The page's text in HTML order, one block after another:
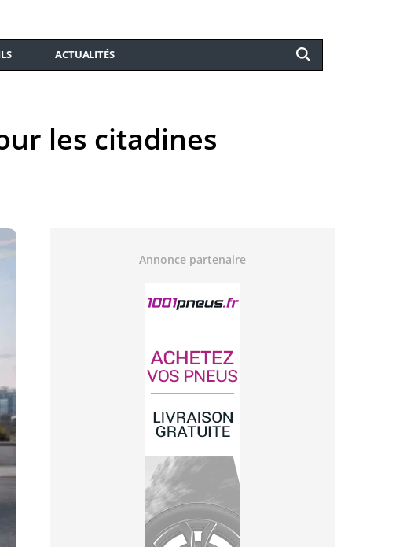
ACTUALITÉS
les citadines
Annonce partenaire